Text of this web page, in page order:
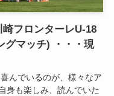
崎フロンターレU-18
グマッチ) ・・・現
んでいるのが、様々なア
身も楽しみ、読んでいた